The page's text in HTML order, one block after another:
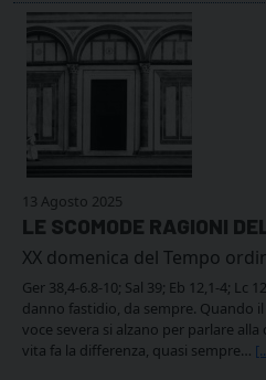
13 Agosto 2025
LE SCOMODE RAGIONI
XX domenica del Tempo
Ger 38,4-6.8-10; Sal 39; Eb 12,1-4;
danno fastidio, da sempre. Quando
voce severa si alzano per parlare
vita fa la differenza, quasi sempre…